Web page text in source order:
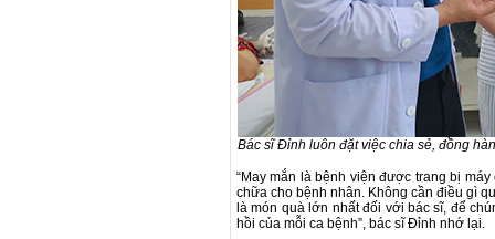
Bác sĩ Đỉnh luôn đặt việc chia sẻ, đồng
“May mắn là bệnh viện được trang bị
chữa cho bệnh nhân. Không cần điều gì
là món quà lớn nhất đối với bác sĩ, để
hồi của mỗi ca bệnh”, bác sĩ Đỉnh nhớ lại.